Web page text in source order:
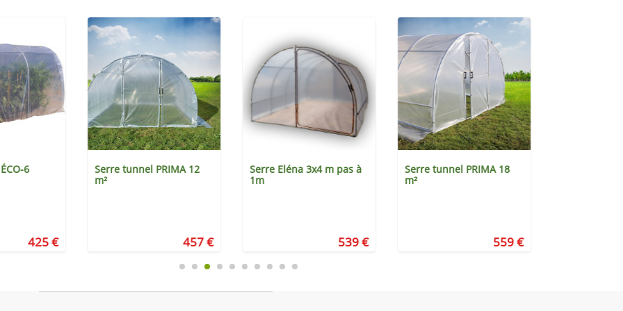
6
425 €
Serre tunnel PRIMA 12
m²
457 €
Serre Eléna 3x4 m pas à
1m
539 €
Serre tunnel PRIMA 18
m²
559 €